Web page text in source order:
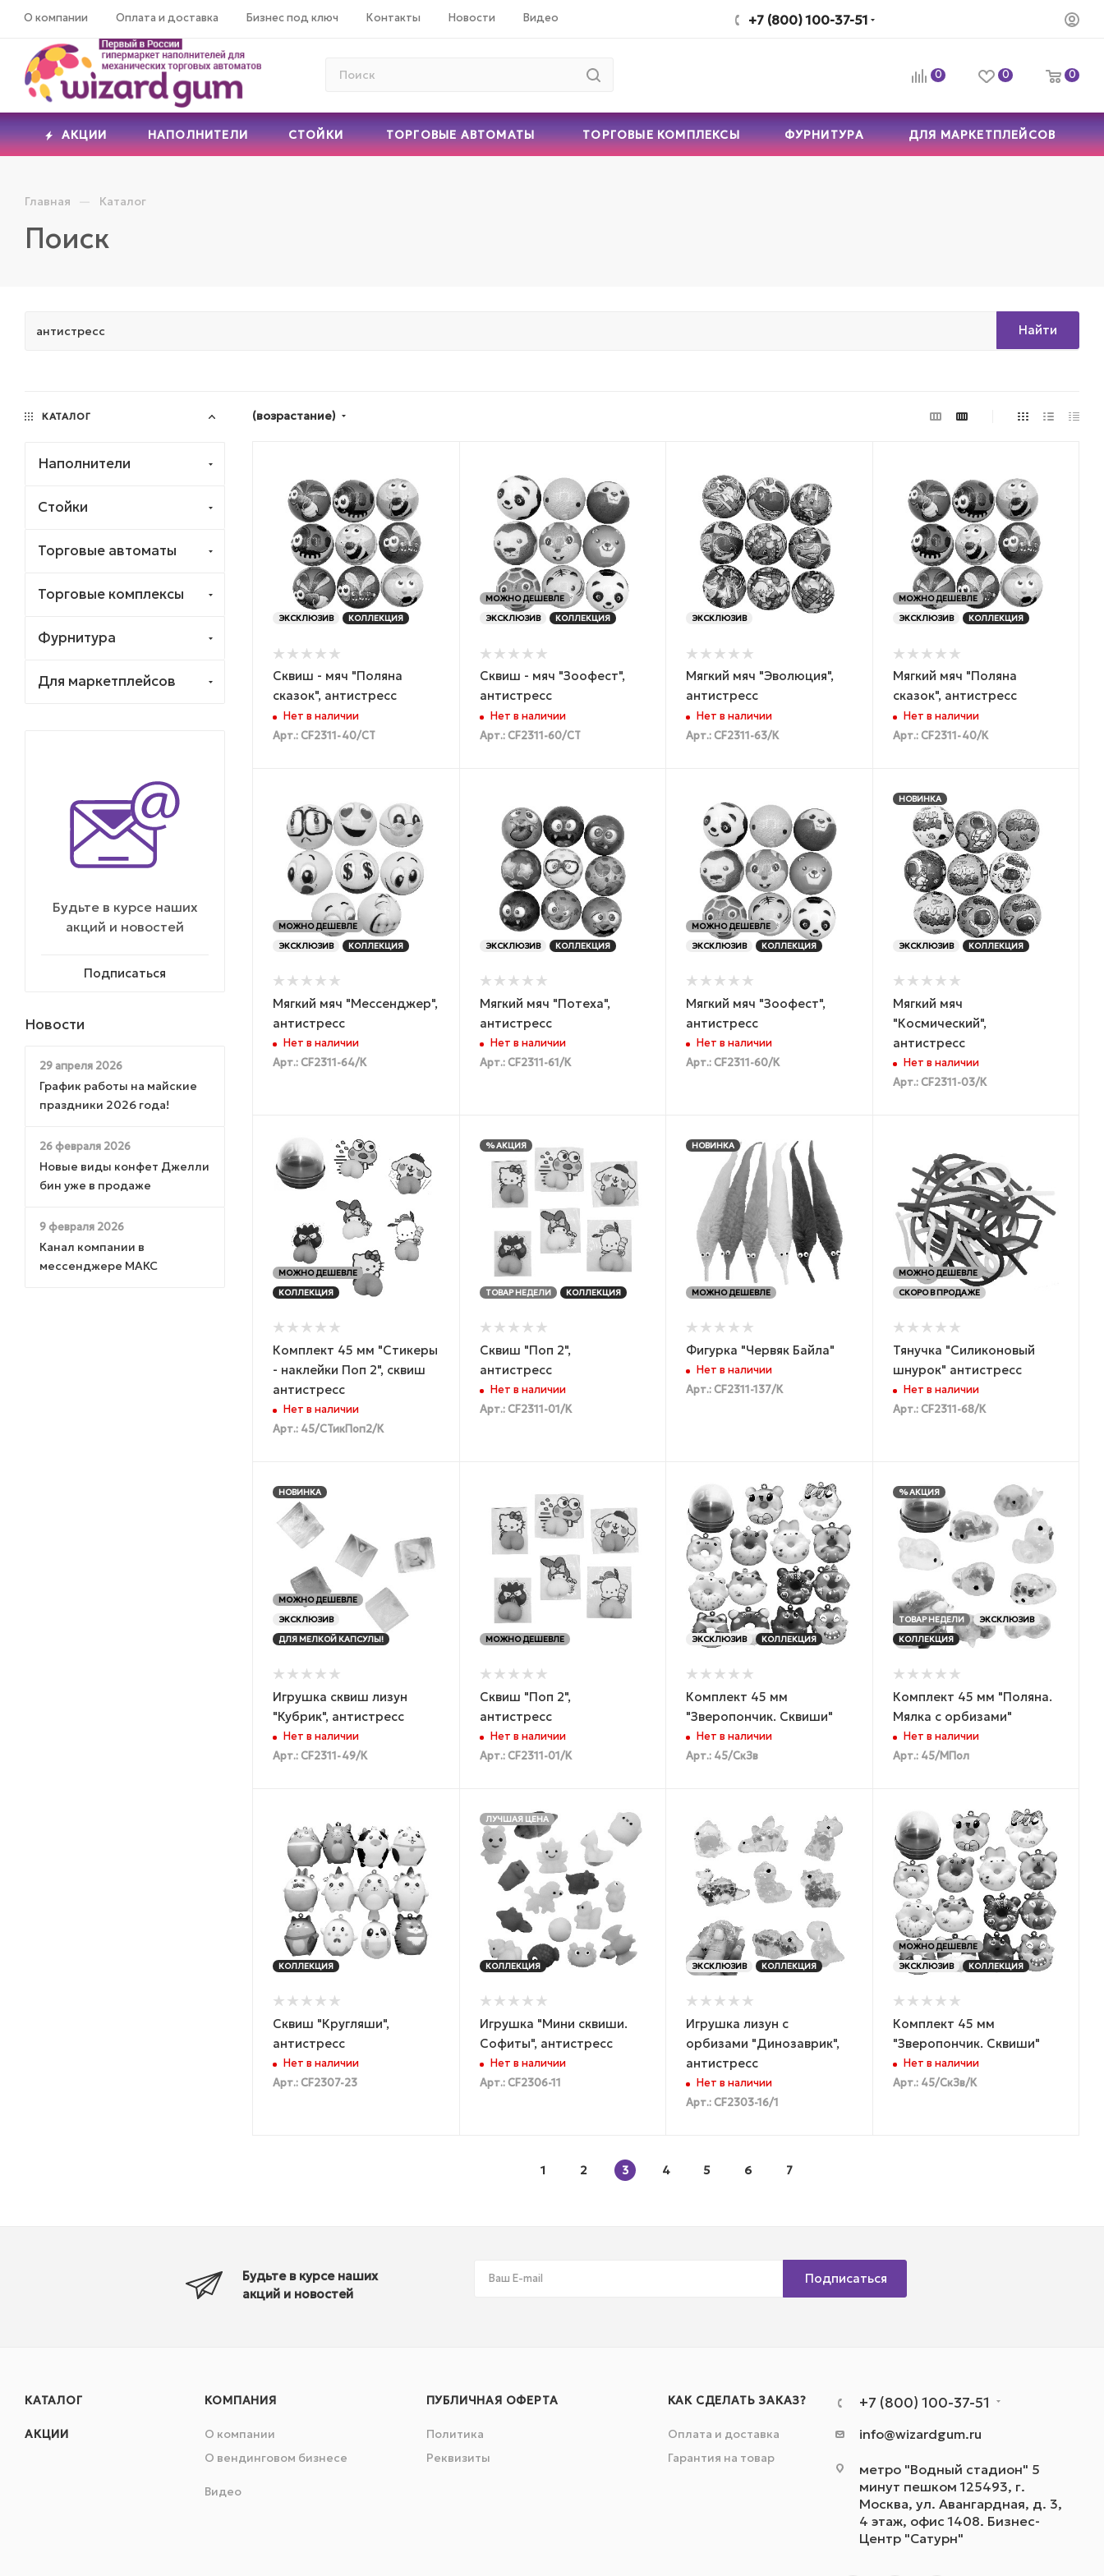
О компании Оплата и доставка Бизнес под ключ Контакты Новости Видео +7 (800) 100-37-51
0 0 0
АКЦИИ НАПОЛНИТЕЛИ СТОЙКИ ТОРГОВЫЕ АВТОМАТЫ ТОРГОВЫЕ КОМПЛЕКСЫ ФУРНИТУРА ДЛЯ МАРКЕТПЛЕЙСОВ
Главная — Каталог
Поиск
Найти
(возрастание)
ЭКСКЛЮЗИВ КОЛЛЕКЦИЯ
Сквиш - мяч "Поляна
сказок", антистресс
Нет в наличии
Арт.: CF2311-40/СТ
МОЖНО ДЕШЕВЛЕ
ЭКСКЛЮЗИВ
КОЛЛЕКЦИЯ
Сквиш - мяч "Зоофест",
антистресс
Нет в наличии
Арт.: CF2311-60/СТ
ЭКСКЛЮЗИВ
Мягкий мяч "Эволюция",
антистресс
Нет в наличии
Арт.: CF2311-63/К
МОЖНО ДЕШЕВЛЕ
ЭКСКЛЮЗИВ
КОЛЛЕКЦИЯ
Мягкий мяч "Поляна
сказок", антистресс
Нет в наличии
Арт.: CF2311-40/К
МОЖНО ДЕШЕВЛЕ
ЭКСКЛЮЗИВ
КОЛЛЕКЦИЯ
Мягкий мяч "Мессенджер",
антистресс
Нет в наличии
Арт.: CF2311-64/К
ЭКСКЛЮЗИВ КОЛЛЕКЦИЯ
Мягкий мяч "Потеха",
антистресс
Нет в наличии
Арт.: CF2311-61/К
МОЖНО ДЕШЕВЛЕ
ЭКСКЛЮЗИВ
КОЛЛЕКЦИЯ
Мягкий мяч "Зоофест",
антистресс
Нет в наличии
Арт.: CF2311-60/К
НОВИНКА
ЭКСКЛЮЗИВ КОЛЛЕКЦИЯ
Мягкий мяч
"Космический",
антистресс
Нет в наличии
Арт.: CF2311-03/К
МОЖНО ДЕШЕВЛЕ
КОЛЛЕКЦИЯ
Комплект 45 мм "Стикеры
- наклейки Поп 2", сквиш
антистресс
Нет в наличии
Арт.: 45/СТикПоп2/К
% АКЦИЯ
ТОВАР НЕДЕЛИ КОЛЛЕКЦИЯ
Сквиш "Поп 2",
антистресс
Нет в наличии
Арт.: CF2311-01/K
НОВИНКА
МОЖНО ДЕШЕВЛЕ
Фигурка "Червяк Байла"
Нет в наличии
Арт.: CF2311-137/К
МОЖНО ДЕШЕВЛЕ
СКОРО В ПРОДАЖЕ
Тянучка "Силиконовый
шнурок" антистресс
Нет в наличии
Арт.: CF2311-68/К
НОВИНКА
МОЖНО ДЕШЕВЛЕ
ЭКСКЛЮЗИВ
ДЛЯ МЕЛКОЙ КАПСУЛЫ!
Игрушка сквиш лизун
"Кубрик", антистресс
Нет в наличии
Арт.: CF2311-49/К
МОЖНО ДЕШЕВЛЕ
Сквиш "Поп 2",
антистресс
Нет в наличии
Арт.: CF2311-01/K
ЭКСКЛЮЗИВ КОЛЛЕКЦИЯ
Комплект 45 мм
"Зверопончик. Сквиши"
Нет в наличии
Арт.: 45/СкЗв
% АКЦИЯ
ТОВАР НЕДЕЛИ
ЭКСКЛЮЗИВ
КОЛЛЕКЦИЯ
Комплект 45 мм "Поляна.
Мялка с орбизами"
Нет в наличии
Арт.: 45/МПол
КОЛЛЕКЦИЯ
Сквиш "Кругляши",
антистресс
Нет в наличии
Арт.: CF2307-23
ЛУЧШАЯ ЦЕНА
КОЛЛЕКЦИЯ
Игрушка "Мини сквиши.
Софиты", антистресс
Нет в наличии
Арт.: CF2306-11
ЭКСКЛЮЗИВ КОЛЛЕКЦИЯ
Игрушка лизун с
орбизами "Динозаврик",
антистресс
Нет в наличии
Арт.: CF2303-16/1
МОЖНО ДЕШЕВЛЕ
ЭКСКЛЮЗИВ
КОЛЛЕКЦИЯ
Комплект 45 мм
"Зверопончик. Сквиши"
Нет в наличии
Арт.: 45/СкЗв/К
1 2 3 4 5 6 7
КАТАЛОГ
Наполнители
Стойки
Торговые автоматы
Торговые комплексы
Фурнитура
Для маркетплейсов
Будьте в курсе наших
акций и новостей
Подписаться
Новости
29 апреля 2026
График работы на майские
праздники 2026 года!
26 февраля 2026
Новые виды конфет Джелли
бин уже в продаже
9 февраля 2026
Канал компании в
мессенджере МАКС
Будьте в курсе наших
акций и новостей
Подписаться
КАТАЛОГ
АКЦИИ
КОМПАНИЯ
О компании
О вендинговом бизнесе
Видео
ПУБЛИЧНАЯ ОФЕРТА
Политика
Реквизиты
КАК СДЕЛАТЬ ЗАКАЗ?
Оплата и доставка
Гарантия на товар
+7 (800) 100-37-51
info@wizardgum.ru
метро "Водный стадион" 5
минут пешком 125493, г.
Москва, ул. Авангардная, д. 3,
4 этаж, офис 1408. Бизнес-
Центр "Сатурн"